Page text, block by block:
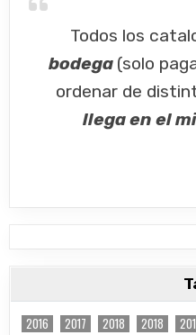
Todos los
bodega (solo
ordenar de
llega en el
2016 2017 2018 2018